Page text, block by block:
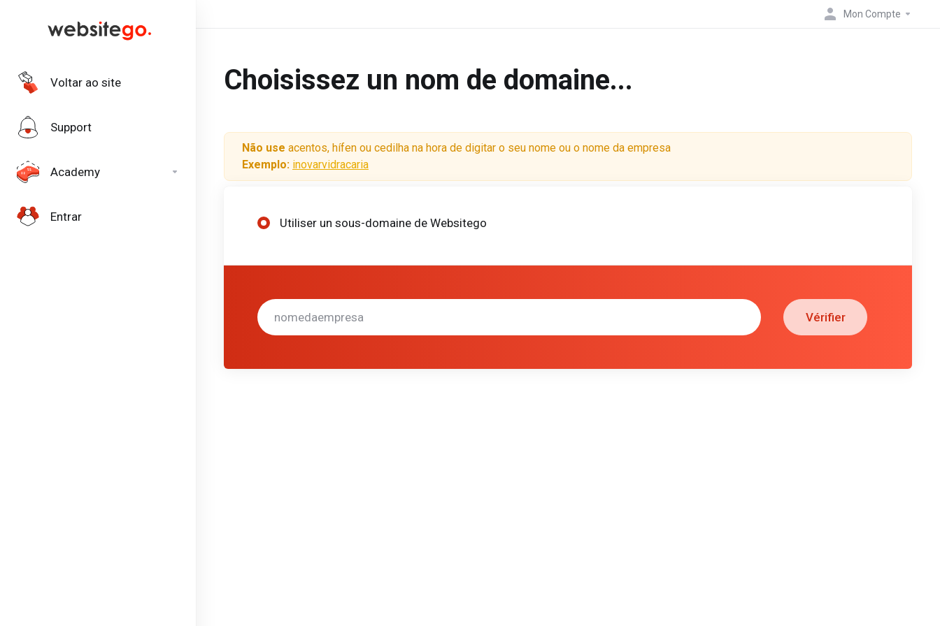
Voltar ao site
Support
Academy
Entrar
Mon Compte
Choisissez un nom de domaine...
Não use acentos, hífen ou cedilha na hora de digitar o seu nome ou o nome da empresa
Exemplo: inovarvidracaria
Utiliser un sous-domaine de Websitego
Vérifier